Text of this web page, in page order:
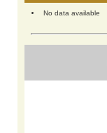
No data available